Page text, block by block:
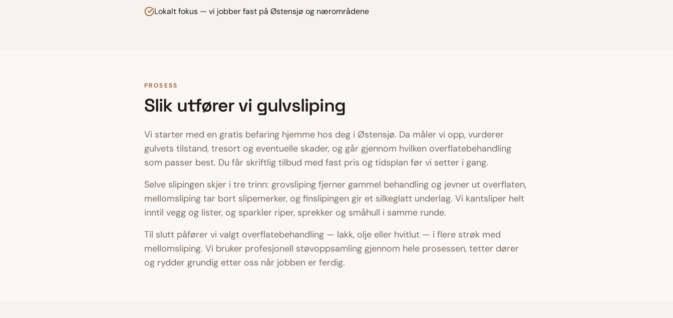
Lokalt fokus — vi jobber fast på Østensjø og nærområdene
PROSESS
Slik utfører vi gulvsliping
Vi starter med en gratis befaring hjemme hos deg i Østensjø. Da måler vi opp, vurderer
gulvets tilstand, tresort og eventuelle skader, og går gjennom hvilken overflatebehandling
som passer best. Du får skriftlig tilbud med fast pris og tidsplan før vi setter i gang.
Selve slipingen skjer i tre trinn: grovsliping fjerner gammel behandling og jevner ut overflaten,
mellomsliping tar bort slipemerker, og finslipingen gir et silkeglatt underlag. Vi kantsliper helt
inntil vegg og lister, og sparkler riper, sprekker og småhull i samme runde.
Til slutt påfører vi valgt overflatebehandling — lakk, olje eller hvitlut — i flere strøk med
mellomsliping. Vi bruker profesjonell støvoppsamling gjennom hele prosessen, tetter dører
og rydder grundig etter oss når jobben er ferdig.